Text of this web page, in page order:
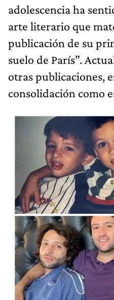
adolescencia ha
arte literario que
publicación de su
suelo de París”.
otras publicaciones,
consolidación como